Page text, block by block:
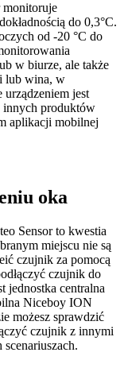
do 0,3°C.
od -20 °C do
w biurze, ale także
lub wina, w
jest
innych produktów
aplikacji mobilnej
oka
Sensor to kwestia
miejscu nie są
czujnik za pomocą
czujnik do
jednostka centralna
Niceboy ION
możesz sprawdzić
czujnik z innymi